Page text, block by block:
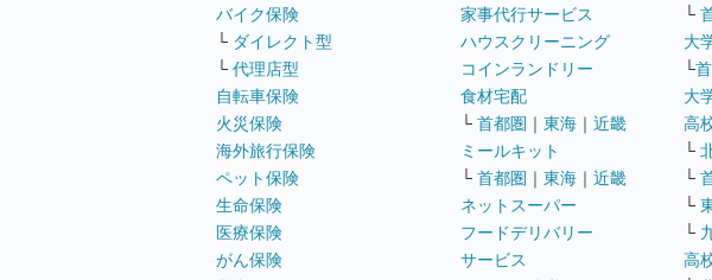
バイク保険
└ ダイレクト型
└ 代理店型
自転車保険
火災保険
海外旅行保険
ペット保険
生命保険
医療保険
がん保険
家事代行サービス
ハウスクリーニング
コインランドリー
食材宅配
└ 首都圏 ｜ 東海 ｜ 近畿
ミールキット
└ 首都圏 ｜ 東海 ｜ 近畿
ネットスーパー
フードデリバリー
サービス
└
大
└
大
高
└
└
└
└
高